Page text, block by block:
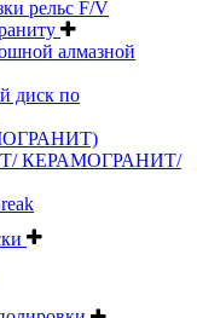
рельс F/V
алмазной
диск по
КЕРАМОГРАНИТ/